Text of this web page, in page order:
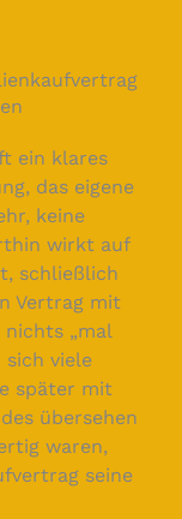
ein klares
das eigene
keine
wirkt auf
schließlich
Vertrag mit
„mal
sich viele
später mit
übersehen
waren,
seine